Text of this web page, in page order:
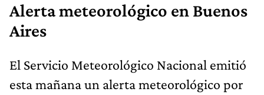
Alerta meteorológico en Buenos
Aires
El Servicio Meteorológico Nacional emitió
esta mañana un alerta meteorológico por